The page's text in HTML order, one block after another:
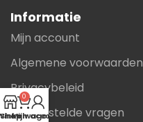
Informatie
Mijn account
Algemene voorwaarden
Privacybeleid
Veelgestelde vragen
Shop
0
Mijn account